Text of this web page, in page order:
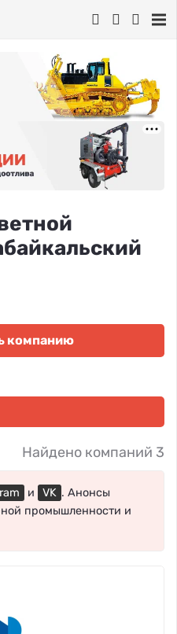
компанию
Найдено компаний 3
и VK . Анонсы
промышленности и